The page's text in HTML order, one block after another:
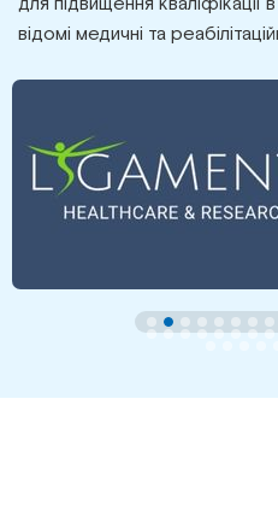
відомі медичні та